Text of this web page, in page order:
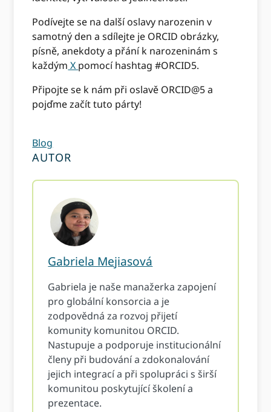
Podívejte se na další oslavy narozenin v
samotný den a sdílejte je ORCID obrázky,
písně, anekdoty a přání k narozeninám s
každým X pomocí hashtag #ORCID5.
Připojte se k nám při oslavě ORCID@5 a
pojďme začít tuto párty!
Blog
AUTOR
Gabriela Mejiasová
Gabriela je naše manažerka zapojení
pro globální konsorcia a je
zodpovědná za rozvoj přijetí
komunity komunitou ORCID.
Nastupuje a podporuje institucionální
členy při budování a zdokonalování
jejich integrací a při spolupráci s širší
komunitou poskytující školení a
prezentace.